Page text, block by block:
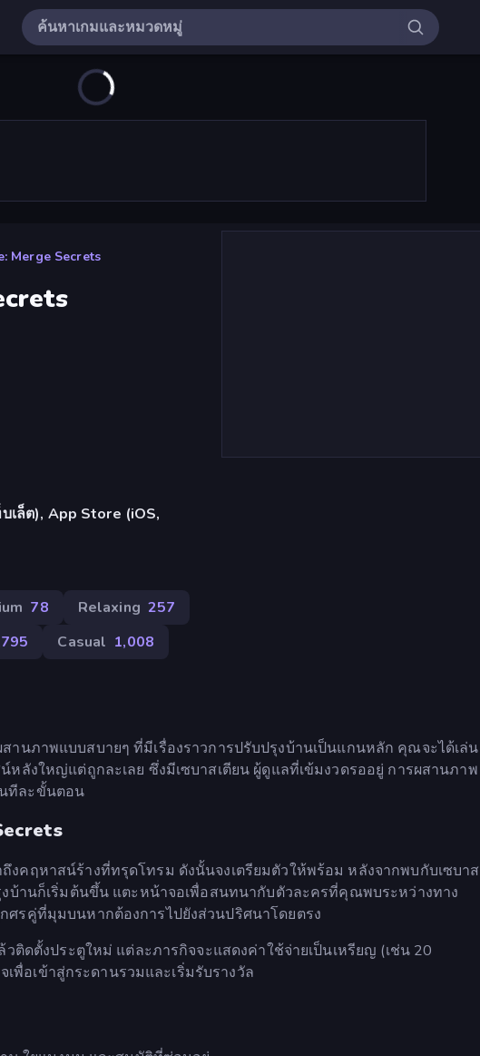
Merge Secrets
เล็ต), App Store (iOS,
78 Relaxing 257
Casual 1,008
สานภาพแบบสบายๆ ที่มีเรื่องราวการปรับปรุงบ้านเป็นแกนหลัก คุณจะได้เล่น
ลังใหญ่แต่ถูกละเลย ซึ่งมีเซบาสเตียน ผู้ดูแลที่เข้มงวดรออยู่ การผสานภาพ
ทีละขั้นตอน
คฤหาสน์ร้างที่ทรุดโทรม ดังนั้นจงเตรียมตัวให้พร้อม หลังจากพบกับเซบาส
บ้านก็เริ่มต้นขึ้น แตะหน้าจอเพื่อสนทนากับตัวละครที่คุณพบระหว่างทาง
รคู่ที่มุมบนหากต้องการไปยังส่วนปริศนาโดยตรง
ดตั้งประตูใหม่ แต่ละภารกิจจะแสดงค่าใช้จ่ายเป็นเหรียญ (เช่น 20
พื่อเข้าสู่กระดานรวมและเริ่มรับรางวัล